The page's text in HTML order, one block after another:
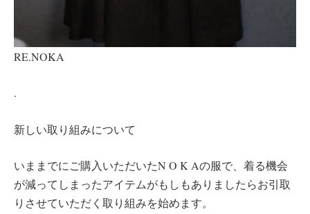
RE.NOKA
.
新しい取り組みについて
いままでにご購入いただいたN O K Aの服で、着る機会
が減ってしまったアイテムがもしもありましたらお引取
りさせていただく取り組みを始めます。